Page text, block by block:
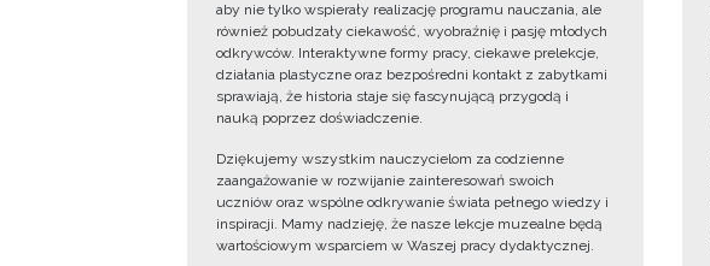
aby nie tylko wspierały realizację programu nauczania, ale
również pobudzały ciekawość, wyobraźnię i pasję młodych
odkrywców. Interaktywne formy pracy, ciekawe prelekcje,
działania plastyczne oraz bezpośredni kontakt z zabytkami
sprawiają, że historia staje się fascynującą przygodą i
nauką poprzez doświadczenie.
Dziękujemy wszystkim nauczycielom za codzienne
zaangażowanie w rozwijanie zainteresowań swoich
uczniów oraz wspólne odkrywanie świata pełnego wiedzy i
inspiracji. Mamy nadzieję, że nasze lekcje muzealne będą
wartościowym wsparciem w Waszej pracy dydaktycznej.